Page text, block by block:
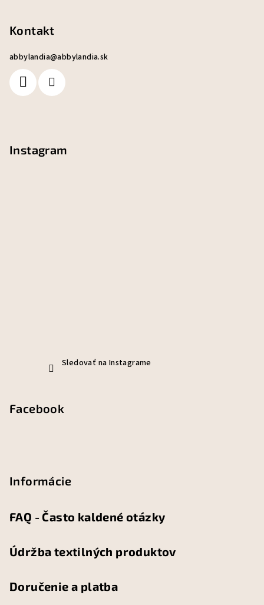
Kontakt
abbylandia@abbylandia.sk
Instagram
Sledovať na Instagrame
Facebook
Informácie
FAQ - Často kaldené otázky
Údržba textilných produktov
Doručenie a platba